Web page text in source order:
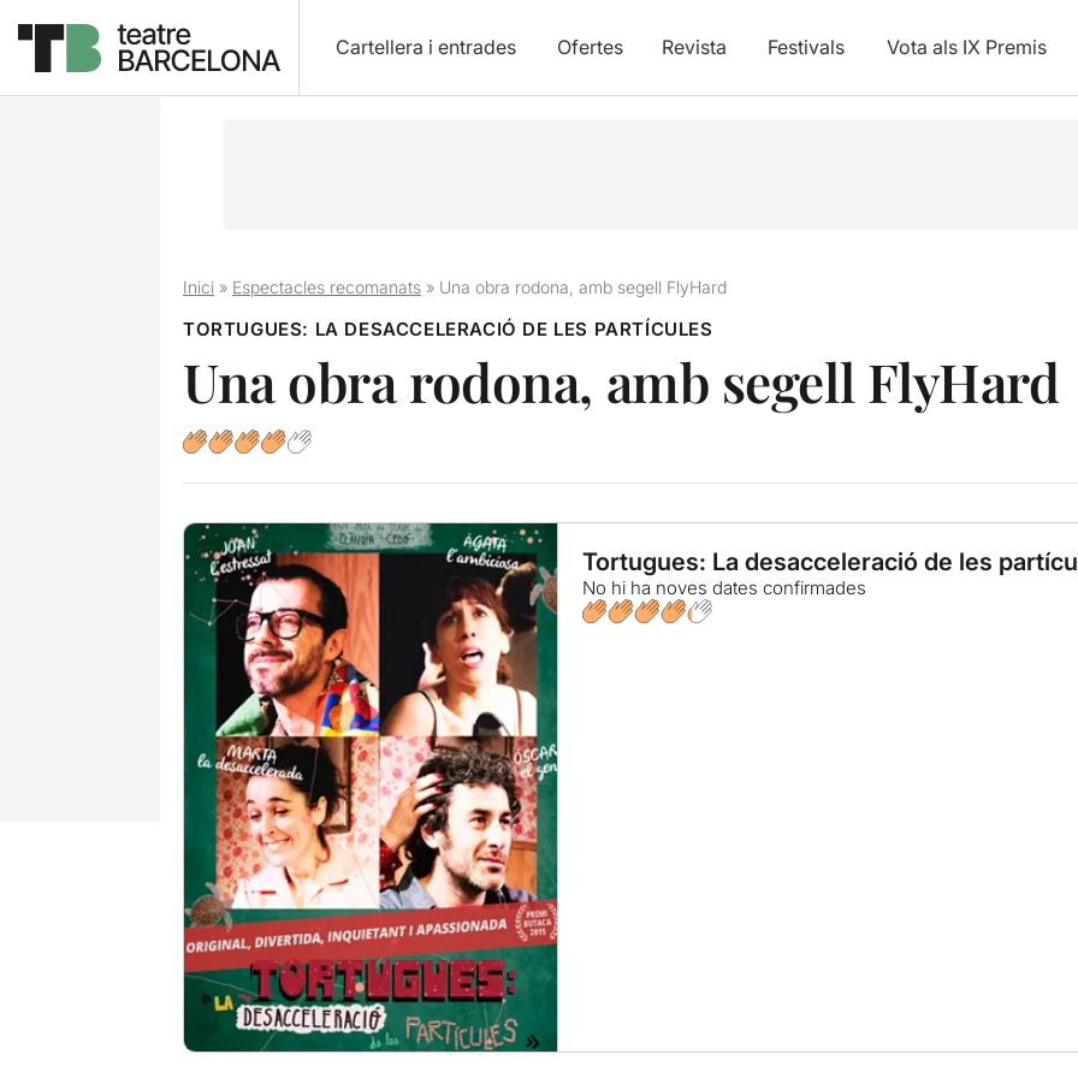
Cartellera i entrades Ofertes Revista Festivals Vota als IX Premis
Inici» Espectacles recomanats» Una obra rodona, amb segell FlyHard
TORTUGUES: LA DESACCELERACIÓ DE LES PARTÍCULES
Una obra rodona, amb segell FlyHard
Tortugues: La desacceleració de les
No hi ha noves dates confirmades